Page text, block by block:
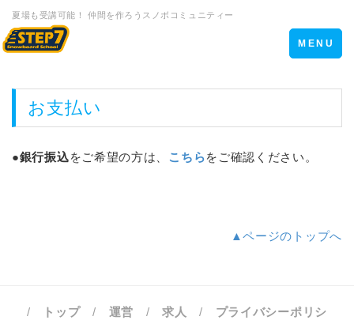
夏場も受講可能！ 仲間を作ろうスノボコミュニティー
Toggle
navigation
MENU
お支払い
●銀行振込をご希望の方は、 こちらをご確認ください。
▲ページのトップへ
/ トップ/ 運営 /求人 / プライバシーポリシ